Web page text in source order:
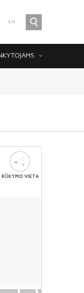
EN
RŪKYMO VIETA